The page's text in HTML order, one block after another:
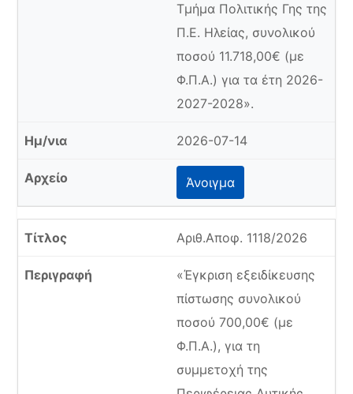
Τμήμα Πολιτικής Γης της
Π.Ε. Ηλείας, συνολικού
ποσού 11.718,00€ (με
Φ.Π.Α.) για τα έτη 2026-
2027-2028».
2026-07-14
Άνοιγμα
Αριθ.Αποφ. 1118/2026
«Έγκριση εξειδίκευσης
πίστωσης συνολικού
ποσού 700,00€ (με
Φ.Π.Α.), για τη
συμμετοχή της